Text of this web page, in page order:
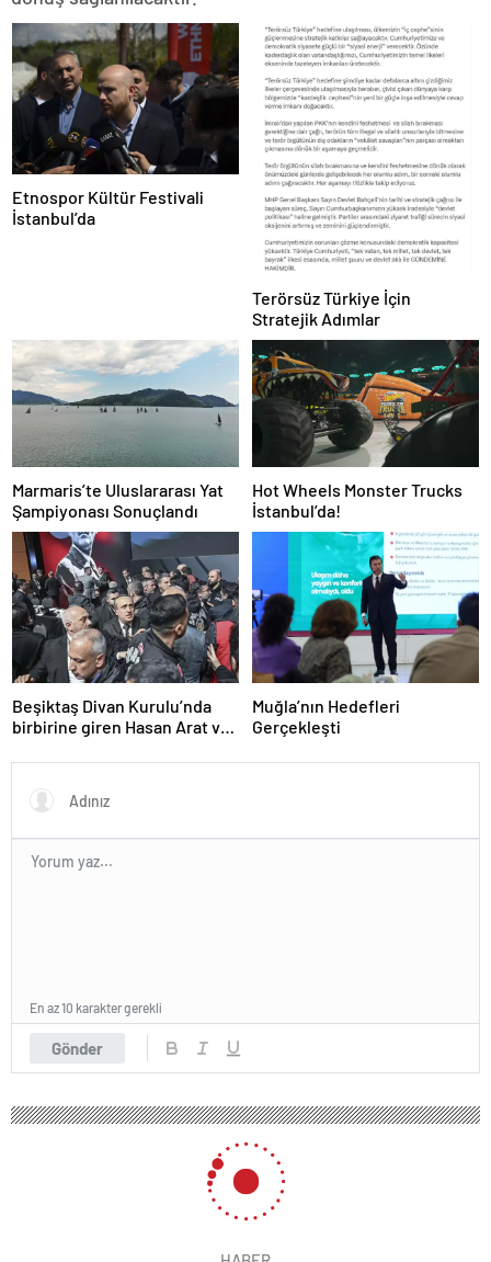
Etnospor Kültür Festivali
İstanbul’da
Terörsüz Türkiye İçin
Stratejik Adımlar
Marmaris’te Uluslararası Yat
Şampiyonası Sonuçlandı
Hot Wheels Monster Trucks
İstanbul’da!
Beşiktaş Divan Kurulu’nda
birbirine giren Hasan Arat ve
karar
Muğla’nın Hedefleri
Gerçekleşti
Gönder
En az 10 karakter gerekli